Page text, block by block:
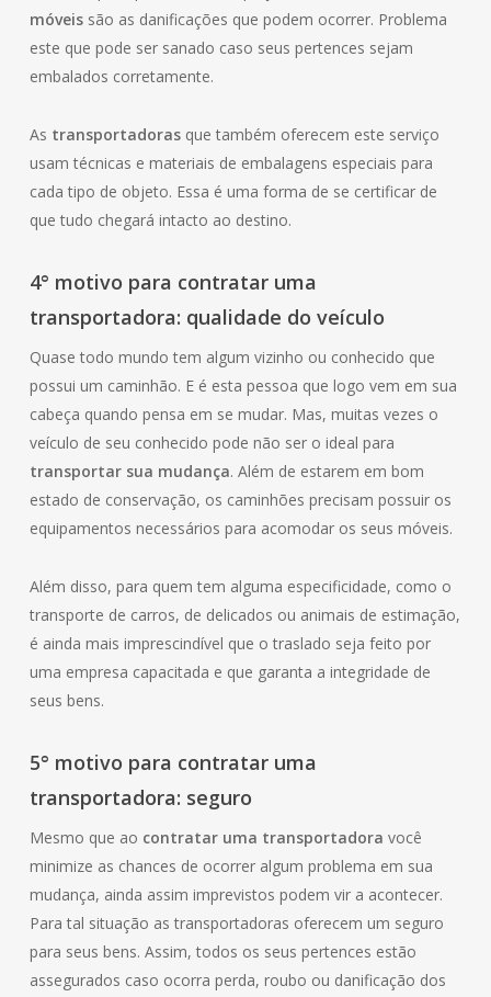
móveis são as danificações que podem ocorrer. Problema
este que pode ser sanado caso seus pertences sejam
embalados corretamente.
As transportadoras que também oferecem este serviço
usam técnicas e materiais de embalagens especiais para
cada tipo de objeto. Essa é uma forma de se certificar de
que tudo chegará intacto ao destino.
4° motivo para contratar uma
transportadora: qualidade do veículo
Quase todo mundo tem algum vizinho ou conhecido que
possui um caminhão. E é esta pessoa que logo vem em sua
cabeça quando pensa em se mudar. Mas, muitas vezes o
veículo de seu conhecido pode não ser o ideal para
transportar sua mudança. Além de estarem em bom
estado de conservação, os caminhões precisam possuir os
equipamentos necessários para acomodar os seus móveis.
Além disso, para quem tem alguma especificidade, como o
transporte de carros, de delicados ou animais de estimação,
é ainda mais imprescindível que o traslado seja feito por
uma empresa capacitada e que garanta a integridade de
seus bens.
5° motivo para contratar uma
transportadora: seguro
Mesmo que ao contratar uma transportadora você
minimize as chances de ocorrer algum problema em sua
mudança, ainda assim imprevistos podem vir a acontecer.
Para tal situação as transportadoras oferecem um seguro
para seus bens. Assim, todos os seus pertences estão
assegurados caso ocorra perda, roubo ou danificação dos